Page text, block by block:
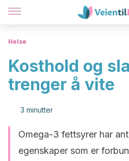
Helse
Kosthold og
trenger å vite
3 minutter
Omega-3 fettsyrer har
egenskaper som er